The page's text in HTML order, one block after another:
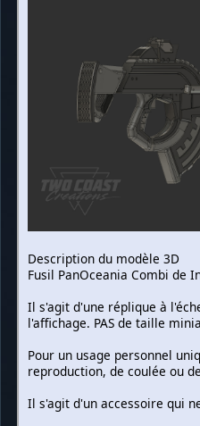
Description du modèle 3D
Fusil PanOceania Combi de
Il s'agit d'une réplique à
l'affichage. PAS de taille
Pour un usage personnel
reproduction, de coulée ou
Il s'agit d'un accessoire qui